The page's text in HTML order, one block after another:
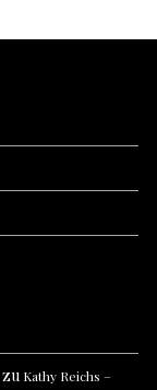
zu Kathy Reichs –